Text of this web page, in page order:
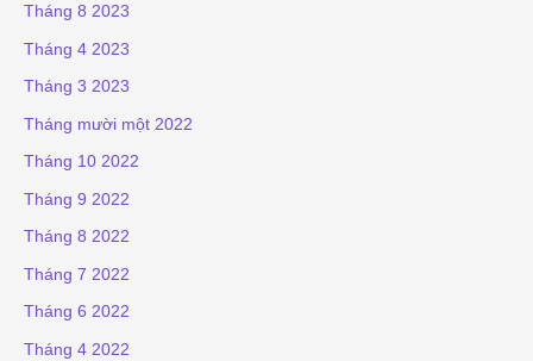
Tháng 8 2023
Tháng 4 2023
Tháng 3 2023
Tháng mười một 2022
Tháng 10 2022
Tháng 9 2022
Tháng 8 2022
Tháng 7 2022
Tháng 6 2022
Tháng 4 2022